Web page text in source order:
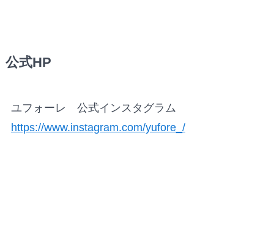
公式HP
ユフォーレ 公式インスタグラム
https://www.instagram.com/yufore_/